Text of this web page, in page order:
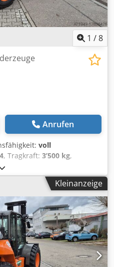
1 /8
Anrufen
voll
, Tragkraft: 3’500 kg,
, Masttyp: Keiner Zustand
Typ: Luft Bereifung vorne
Typ: Luft Bereifung
Ums Adrjf CE Zertifikat,
Kippbare Fahrerkabine mit
mit
Rückfahrwarner • Not-
• Hill Holder -
• Rückspiegel • In
Kleinanzeige